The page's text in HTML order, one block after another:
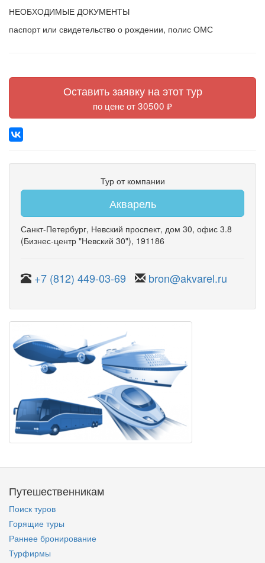
НЕОБХОДИМЫЕ ДОКУМЕНТЫ
паспорт или свидетельство о рождении, полис ОМС
Оставить заявку на этот тур
по цене от 30500 ₽
Тур от компании
Акварель
Санкт-Петербург, Невский проспект, дом 30, офис 3.8
(Бизнес-центр "Невский 30"), 191186
+7 (812) 449-03-69 bron@akvarel.ru
Путешественникам
Поиск туров
Горящие туры
Раннее бронирование
Турфирмы